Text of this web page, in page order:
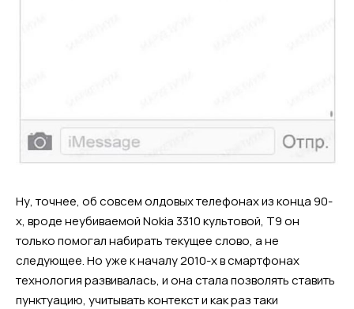
Ну, точнее, об совсем олдовых телефонах из конца 90-
х, вроде неубиваемой Nokia 3310 культовой, Т9 он
только помогал набирать текущее слово, а не
следующее. Но уже к началу 2010-х в смартфонах
технология развивалась, и она стала позволять ставить
пунктуацию, учитывать контекст и как раз таки